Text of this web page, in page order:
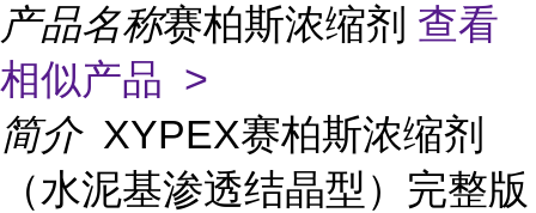
产品名称赛柏斯浓缩剂 查看
相似产品 >
简介 XYPEX赛柏斯浓缩剂
（水泥基渗透结晶型）完整版